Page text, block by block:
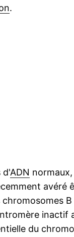
.
d'ADN
avéré
du